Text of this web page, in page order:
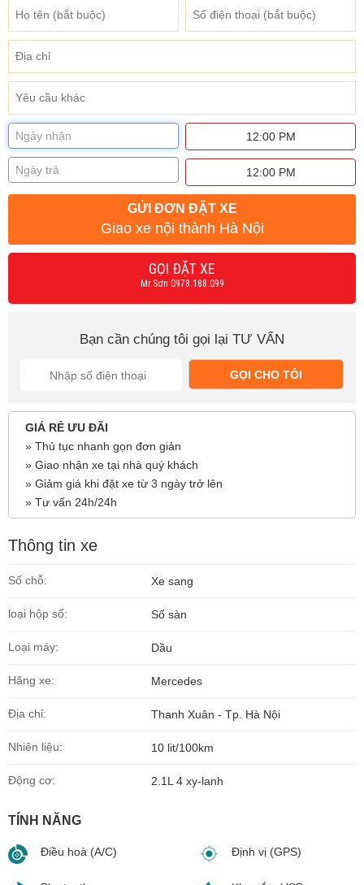
GỬI ĐƠN ĐẶT XE
Giao xe nội thành Hà Nội
GỌI ĐẶT XE
Mr.Sơn 0978.188.099
Bạn cần chúng tôi gọi lại TƯ VẤN
GỌI CHO TÔI
GIÁ RẺ ƯU ĐÃI
» Thủ tục nhanh gọn đơn giản
» Giao nhận xe tại nhà quý khách
» Giảm giá khi đặt xe từ 3 ngày trở lên
» Tư vấn 24h/24h
Thông tin xe
Số chỗ: Xe sang
loại hộp số: Số sàn
Loại máy: Dầu
Hãng xe: Mercedes
Địa chỉ: Thanh Xuân - Tp. Hà Nội
Nhiên liệu: 10 lit/100km
Động cơ: 2.1L 4 xy-lanh
TÍNH NĂNG
Điều hoà (A/C) Định vị (GPS)